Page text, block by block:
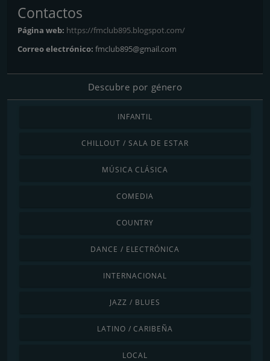
Contactos
Página web: https://fmclub895.blogspot.com/
Correo electrónico: fmclub895@gmail.com
Descubre por género
INFANTIL
CHILLOUT / SALA DE ESTAR
MÚSICA CLÁSICA
COMEDIA
COUNTRY
DANCE / ELECTRÓNICA
INTERNACIONAL
JAZZ / BLUES
LATINO / CARIBEÑA
LOCAL